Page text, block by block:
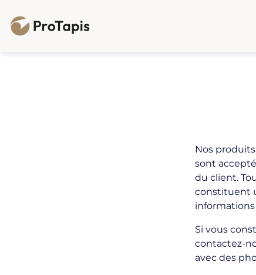
Nos
sont
du client.
constituent
Si vous
contactez-
avec des